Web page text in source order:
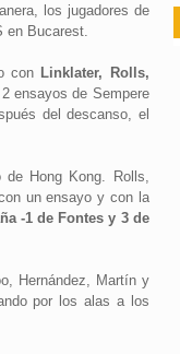
los jugadores de
en Bucarest.
con Linklater, Rolls,
ensayos de Sempere
del descanso, el
de Hong Kong. Rolls,
un ensayo y con la
-1 de Fontes y 3 de
Hernández, Martín y
por los alas a los